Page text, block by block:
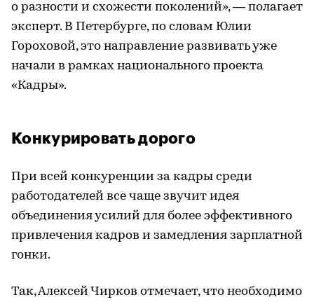
о разности и схожести поколений», — полагает
эксперт. В Петербурге, по словам Юлии
Гороховой, это направление развивать уже
начали в рамках национального проекта
«Кадры».
Конкурировать дорого
При всей конкуренции за кадры среди
работодателей все чаще звучит идея
объединения усилий для более эффективного
привлечения кадров и замедления зарплатной
гонки.
Так, Алексей Чирков отмечает, что необходимо